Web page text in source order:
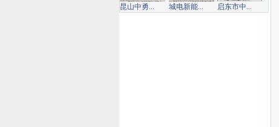
昆山中勇... 城电新能... 启东市中...